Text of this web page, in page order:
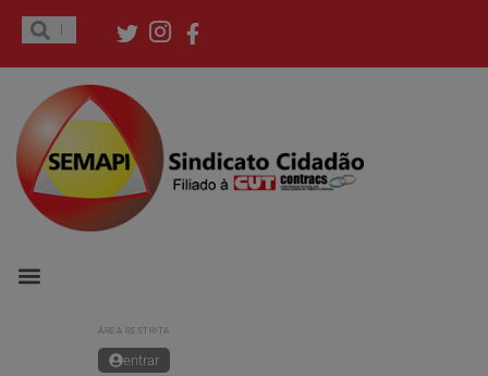
ÁREA RESTRITA
entrar